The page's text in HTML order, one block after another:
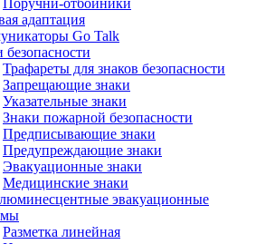
Поручни-отбойники
адаптация
Go Talk
безопасности
Трафареты для знаков безопасности
Запрещающие знаки
Указательные знаки
Знаки пожарной безопасности
Предписывающие знаки
Предупреждающие знаки
Эвакуационные знаки
Медицинские знаки
эвакуационные
Разметка линейная